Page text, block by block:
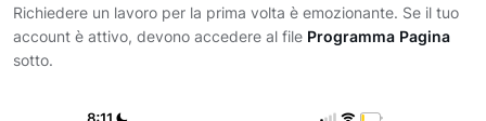
Richiedere un lavoro per la prima volta è emozionante. Se il tuo
account è attivo, devono accedere al file Programma Pagina
sotto.